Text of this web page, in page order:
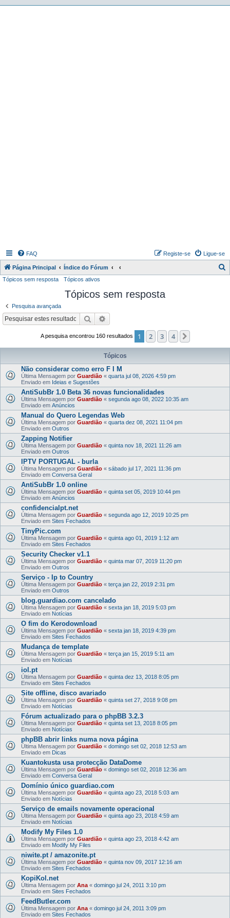
FAQ Ligue-se
Registe-se
Página Principal Índice do Fórum
r
Tópicos sem resposta Tópicos ativos
Tópicos sem resposta
Pesquisa avançada
Pesquisar
A pesquisa encontrou 160 resultados 1 2 3 4
Tópicos
Não considerar como erro F I M
Última Mensagem por Guardião « quarta jul 08, 2026 4:59 pm
Enviado em Ideias e Sugestões
AntiSubBr 1.0 Beta 36 novas funcionalidades
Última Mensagem por Guardião « segunda ago 08, 2022 10:35 am
Enviado em Anúncios
Manual do Quero Legendas Web
Última Mensagem por Guardião « quarta dez 08, 2021 11:04 pm
Enviado em Outros
Zapping Notifier
Última Mensagem por Guardião « quinta nov 18, 2021 11:26 am
Enviado em Outros
IPTV PORTUGAL - burla
Última Mensagem por Guardião « sábado jul 17, 2021 11:36 pm
Enviado em Conversa Geral
AntiSubBr 1.0 online
Última Mensagem por Guardião « quinta set 05, 2019 10:44 pm
Enviado em Anúncios
confidencialpt.net
Última Mensagem por Guardião « segunda ago 12, 2019 10:25 pm
Enviado em Sites Fechados
TinyPic.com
Última Mensagem por Guardião « quinta ago 01, 2019 1:12 am
Enviado em Sites Fechados
Security Checker v1.1
Última Mensagem por Guardião « quinta mar 07, 2019 11:20 pm
Enviado em Outros
Serviço - Ip to Country
Última Mensagem por Guardião « terça jan 22, 2019 2:31 pm
Enviado em Outros
blog.guardiao.com cancelado
Última Mensagem por Guardião « sexta jan 18, 2019 5:03 pm
Enviado em Notícias
O fim do Kerodownload
Última Mensagem por Guardião « sexta jan 18, 2019 4:39 pm
Enviado em Sites Fechados
Mudança de template
Última Mensagem por Guardião « terça jan 15, 2019 5:11 am
Enviado em Notícias
iol.pt
Última Mensagem por Guardião « quinta dez 13, 2018 8:05 pm
Enviado em Sites Fechados
Site offline, disco avariado
Última Mensagem por Guardião « quinta set 27, 2018 9:08 pm
Enviado em Notícias
Fórum actualizado para o phpBB 3.2.3
Última Mensagem por Guardião « quinta set 13, 2018 8:05 pm
Enviado em Notícias
phpBB abrir links numa nova página
Última Mensagem por Guardião « domingo set 02, 2018 12:53 am
Enviado em Dicas
Kuantokusta usa protecção DataDome
Última Mensagem por Guardião « domingo set 02, 2018 12:36 am
Enviado em Conversa Geral
Domínio único guardiao.com
Última Mensagem por Guardião « quinta ago 23, 2018 5:03 am
Enviado em Notícias
Serviço de emails novamente operacional
Última Mensagem por Guardião « quinta ago 23, 2018 4:59 am
Enviado em Notícias
Modify My Files 1.0
Última Mensagem por Guardião « quinta ago 23, 2018 4:42 am
Enviado em Modify My Files
niwite.pt / amazonite.pt
Última Mensagem por Guardião « quinta nov 09, 2017 12:16 am
Enviado em Sites Fechados
KopiKol.net
Última Mensagem por Ana « domingo jul 24, 2011 3:10 pm
Enviado em Sites Fechados
FeedButler.com
Última Mensagem por Ana « domingo jul 24, 2011 3:09 pm
Enviado em Sites Fechados